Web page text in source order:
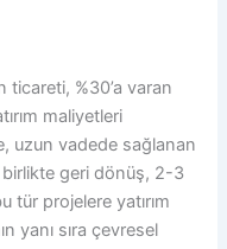
ticareti, %30’a varan
maliyetleri
uzun vadede sağlanan
birlikte geri dönüş, 2-3
tür projelere yatırım
yanı sıra çevresel